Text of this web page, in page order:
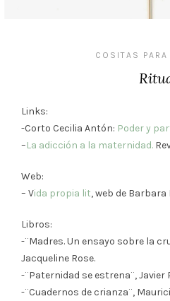
COSITAS PARA
Links:
-Corto Cecilia Antón: Poder y
–La adicción a la maternidad.
Web:
– Vida propia lit, web de Barbara
Libros:
-¨Madres. Un ensayo sobre la
Jacqueline Rose.
-¨Paternidad se estrena¨, Javier
-¨Cuadernos de crianza¨,